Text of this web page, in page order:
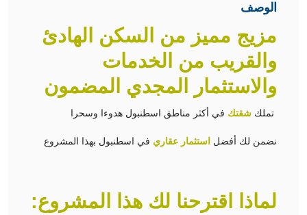
الوصف
مزيج مميز من السكن الهادئ
والقريب من الخدمات
والاستثمار المجدي المضمون
تملك شقتك في أكثر مناطق اسطنبول هدوءا وسحرا
نضمن لك أفضل استثمار عقاري في اسطنبول بهذا المشروع
لماذا اقترحنا لك هذا المشروع: